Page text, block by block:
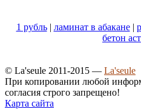
1 рубль| ламинат в абакане|
бетон
© La'seule 2011-2015 — La'seule
При копировании любой
согласия строго запрещено!
Карта сайта